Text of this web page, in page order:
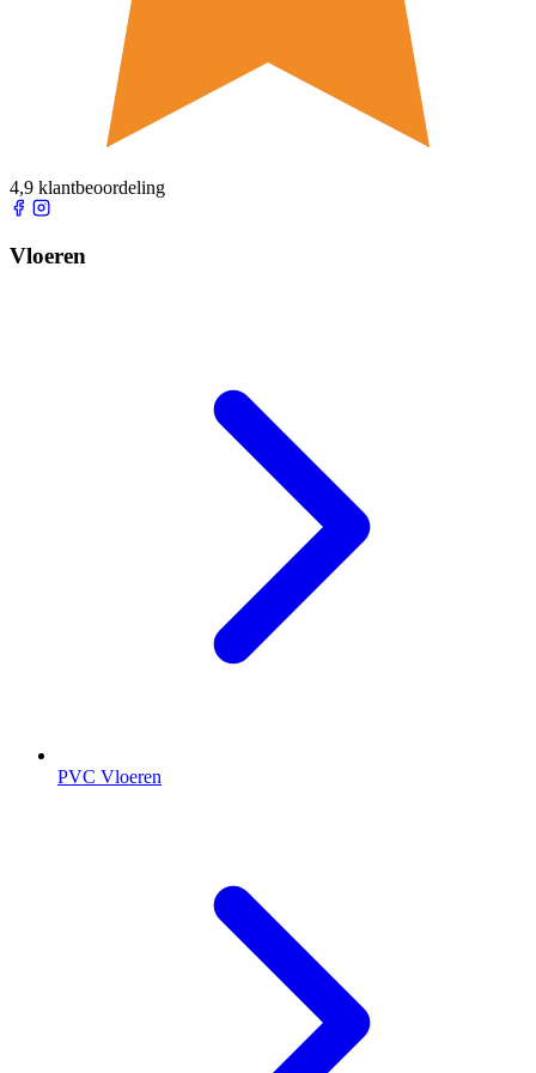
4,9 klantbeoordeling
Vloeren
PVC Vloeren